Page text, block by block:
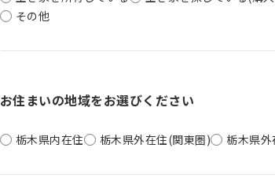
その他
お住まいの地域をお選びください
栃木県内在住 栃木県外在住(関東圏) 栃木県